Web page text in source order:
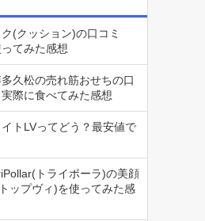
(クッション)の口コミ
てみた感想
久松の売れ筋おせちの口
際に食べてみた感想
トLVってどう？最安値で
トライポーラ)の美顔
ップヴィ)を使ってみた感